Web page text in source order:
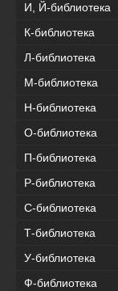
И, Й-библиотека
К-библиотека
Л-библиотека
М-библиотека
Н-библиотека
О-библиотека
П-библиотека
Р-библиотека
С-библиотека
Т-библиотека
У-библиотека
Ф-библиотека